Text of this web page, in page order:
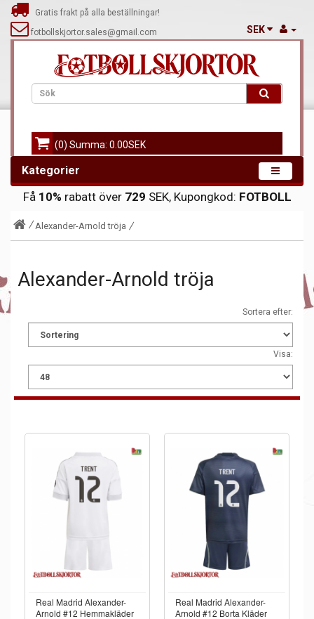
Gratis frakt på alla beställningar!
fotbollskjortor.sales@gmail.com
SEK
(0) Summa: 0.00SEK
Kategorier
Få 10% rabatt över 729 SEK, Kupongkod: FOTBOLL
Alexander-Arnold tröja
Alexander-Arnold tröja
Sortera efter:
Visa:
Real Madrid Alexander-
Arnold #12 Hemmakläder
Real Madrid Alexander-
Arnold #12 Borta Kläder